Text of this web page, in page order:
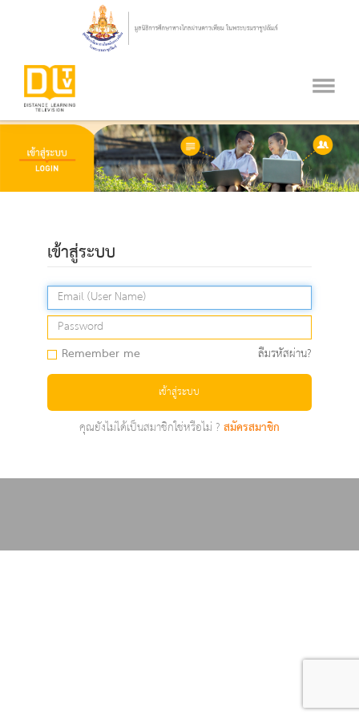
เข้าสู่ระบบ
Remember me ลืมรหัสผ่าน?
เข้าสู่ระบบ
คุณยังไม่ได้เป็นสมาชิกใช่หรือไม่ ?สมัครสมาชิก